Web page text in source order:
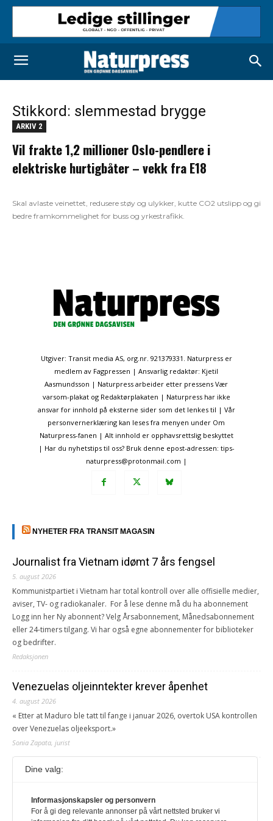
Stikkord: slemmestad brygge
ARKIV 2
Vil frakte 1,2 millioner Oslo-pendlere i
elektriske hurtigbåter – vekk fra E18
Skal avlaste veinettet, redusere støy og ulykker, kutte CO2 utslipp og gi
bedre framkommelighet for buss og yrkestrafikk.
Utgiver: Transit media AS, org.nr. 921379331. Naturpress er
medlem av Fagpressen | Ansvarlig redaktør: Kjetil
Aasmundsson | Naturpress arbeider etter pressens Vær
varsom-plakat og Redaktørplakaten | Naturpress har ikke
ansvar for innhold på eksterne sider som det lenkes til | Vår
personvernerklæring kan leses fra menyen under Om
Naturpress-fanen | Alt innhold er opphavsrettslig beskyttet
| Har du nyhetstips til oss? Bruk denne epost-adressen: tips-
naturpress@protonmail.com |
NYHETER FRA TRANSIT MAGASIN
Journalist fra Vietnam idømt 7 års fengsel
5. august 2026
Kommunistpartiet i Vietnam har total kontroll over alle offisielle medier,
aviser, TV- og radiokanaler. For å lese denne må du ha abonnement
Logg inn her Ny abonnent? Velg Årsabonnement, Månedsabonnement
eller 24-timers tilgang. Vi har også egne abonnementer for biblioteker
og bedrifter.
Redaksjonen
Venezuelas oljeinntekter krever åpenhet
4. august 2026
« Etter at Maduro ble tatt til fange i januar 2026, overtok USA kontrollen
over Venezuelas oljeeksport.»
Sonia Zapata, jurist
117,8 millioner er på flukt, en nedgang fra forrige
1. august 2026
Ville ha tilsvart verdens trettende største land i folketall. For å lese
Dine valg:
Informasjonskapsler og personvern
For å gi deg relevante annonser på vårt nettsted bruker vi